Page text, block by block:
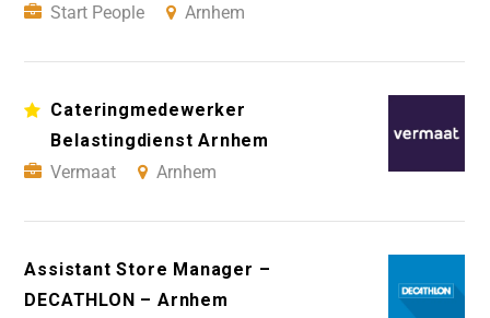
Start People
Arnhem
Cateringmedewerker
Belastingdienst Arnhem
Vermaat
Arnhem
Assistant Store Manager –
DECATHLON – Arnhem